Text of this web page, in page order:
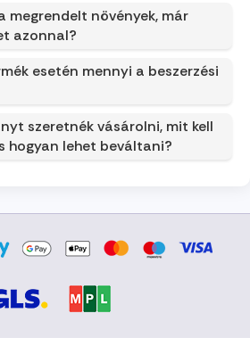
megrendelt növények, már
azonnal?
esetén mennyi a beszerzési
szeretnék vásárolni, mit kell
hogyan lehet beváltani?